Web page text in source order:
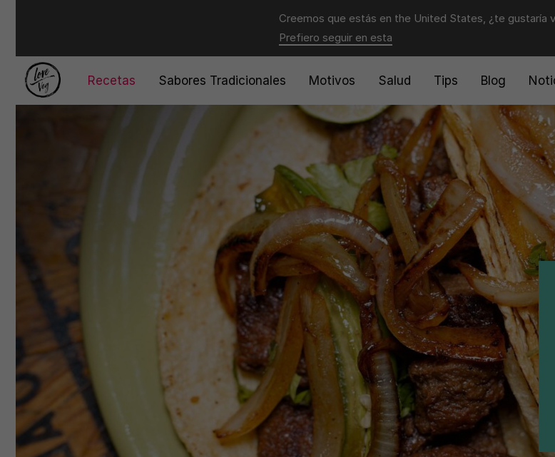
Creemos que estás en the United States, ¿te gustaría
Prefiero seguir en esta
Recetas Sabores Tradicionales Motivos Salud Tips Blog